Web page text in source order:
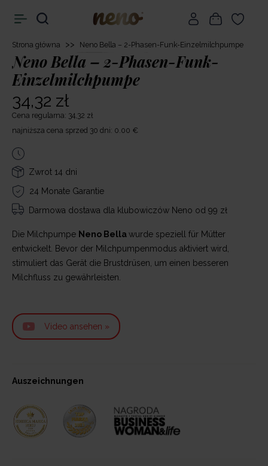
Strona główna >> Neno Bella – 2-Phasen-Funk-Einzelmilchpumpe
Neno Bella – 2-Phasen-Funk-
Einzelmilchpumpe
34,32 zł
Cena regularna: 34,32 zł
najniższa cena sprzed 30 dni: 0.00 €
Zwrot 14 dni
24 Monate Garantie
Darmowa dostawa dla klubowiczów Neno od 99 zł
Die Milchpumpe Neno Bellawurde speziell für Mütter
entwickelt. Bevor der Milchpumpenmodus aktiviert wird,
stimuliert das Gerät die Brustdrüsen, um einen besseren
Milchfluss zu gewährleisten.
Video ansehen »
Auszeichnungen